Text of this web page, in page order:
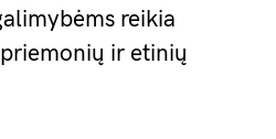
reikia
ir etinių